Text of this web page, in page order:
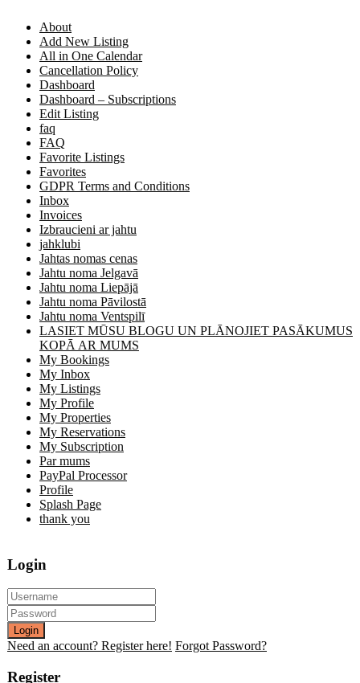
About
Add New Listing
All in One Calendar
Cancellation Policy
Dashboard
Dashboard – Subscriptions
Edit Listing
faq
FAQ
Favorite Listings
Favorites
GDPR Terms and Conditions
Inbox
Invoices
Izbraucieni ar jahtu
jahklubi
Jahtas nomas cenas
Jahtu noma Jelgavā
Jahtu noma Liepājā
Jahtu noma Pāvilostā
Jahtu noma Ventspilī
LASIET MŪSU BLOGU UN PLĀNOJIET PASĀKUMUS
KOPĀ AR MUMS
My Bookings
My Inbox
My Listings
My Profile
My Properties
My Reservations
My Subscription
Par mums
PayPal Processor
Profile
Splash Page
thank you
Login
Login
Need an account? Register here! Forgot Password?
Register